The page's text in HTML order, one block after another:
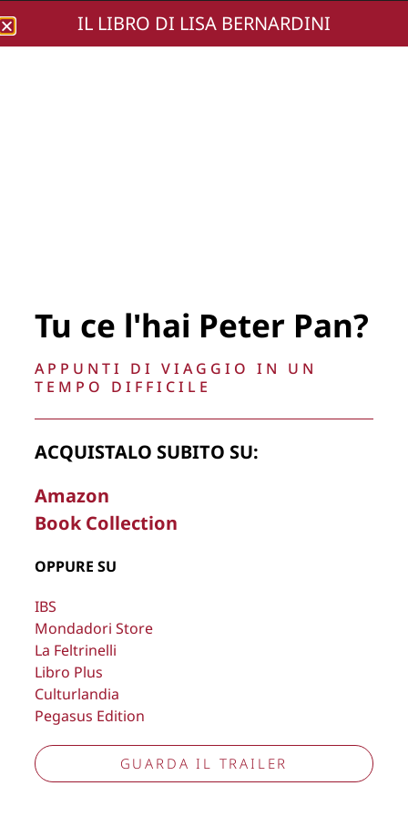
Lisa Bernardini
La Direzione stabilisce insindacabilmente di inserire,
rimuovere, oscurare, modificare, immagini e testi del sito, a
Copyright © 2026Lisa Bernardini
Aggiorna preferenze tracciamento
IL LIBRO DI LISA BERNARDINI
Tu ce l'hai Peter Pan?
APPUNTI DI VIAGGIO IN UN
TEMPO DIFFICILE
ACQUISTALO SUBITO SU:
Amazon
Book Collection
OPPURE SU
IBS
Mondadori Store
La Feltrinelli
Libro Plus
Culturlandia
Pegasus Edition
GUARDA IL TRAILER